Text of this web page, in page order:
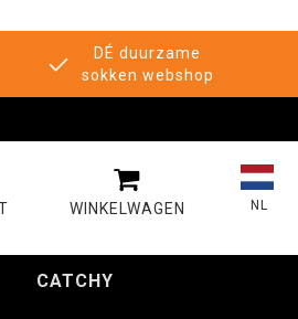
DÉ duurzame
sokken webshop
NL
MIJN WINKELWAGEN
CATCHY